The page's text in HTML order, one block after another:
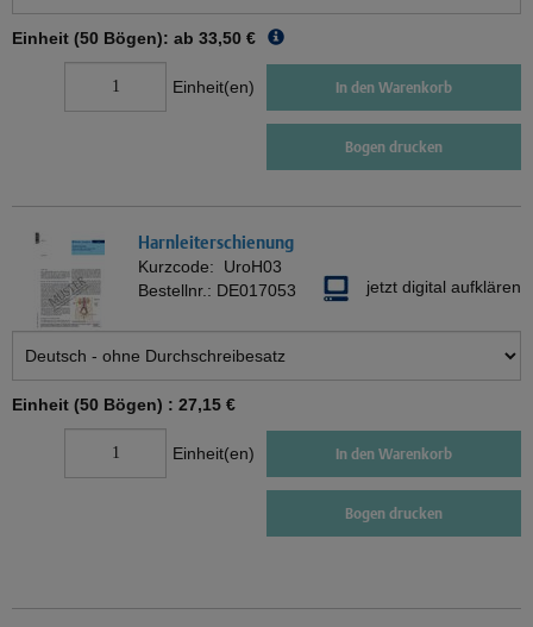
Einheit (50 Bögen): ab 33,50 €
Einheit(en) In den Warenkorb
Bogen drucken
Harnleiterschienung
Kurzcode: UroH03
Bestellnr.: DE017053 jetzt digital aufklären
Einheit (50 Bögen) : 27,15 €
Einheit(en) In den Warenkorb
Bogen drucken